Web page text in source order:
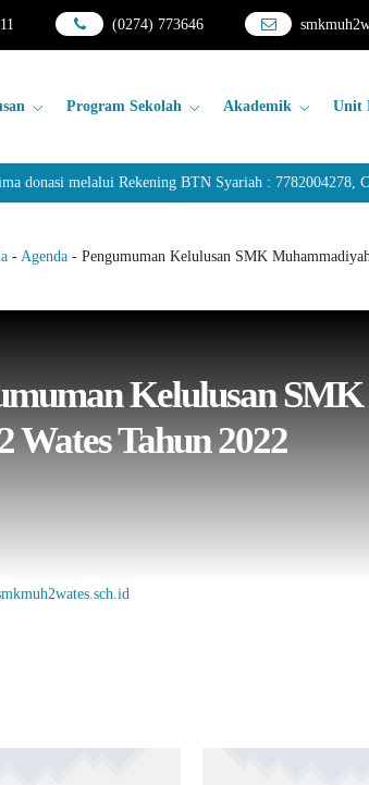
11 (0274) 773646
Program Sekolah Akademik Unit
donasi melalui Rekening BTN Syariah : 7782004278,
- Agenda - Pengumuman Kelulusan SMK
Kelulusan SMK
Tahun 2022